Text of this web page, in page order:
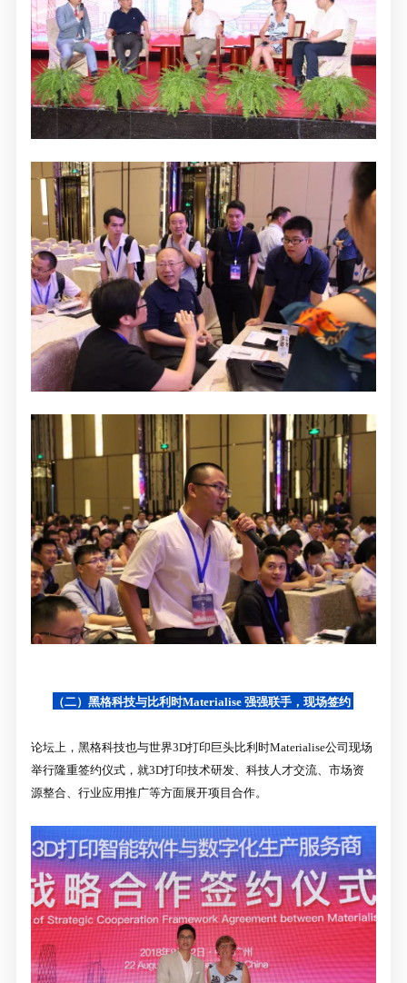
（二）黑格科技与比利时Materialise强强联手，现场签约
论坛上，黑格科技也与世界3D打印巨头比利时Materialise公司现场
举行隆重签约仪式，就3D打印技术研发、科技人才交流、市场资
源整合、行业应用推广等方面展开项目合作。